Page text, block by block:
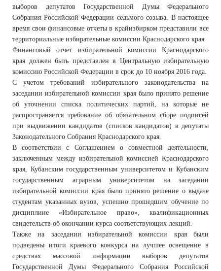
выборов депутатов Государственной Думы Федерального
Собрания Российской Федерации седьмого созыва. В настоящее
время свои финансовые отчеты в крайизбирком представили все
территориальные избирательные комиссии Краснодарского края.
Финансовый отчет избирательной комиссии Краснодарского
края должен быть представлен в Центральную избирательную
комиссию Российской Федерации в срок до 10 ноября 2016 года.
С учетом требований избирательного законодательства на
заседании избирательной комиссии края было принято решение
об уточнении списка политических партий, на которые не
распространяется требование об обязательном сборе подписей
при выдвижении кандидатов (списков кандидатов) в депутаты
Законодательного Собрания Краснодарского края.
В соответствии с Соглашением о совместной деятельности,
заключенным между избирательной комиссией Краснодарского
края, Кубанским государственным университетом и Кубанским
государственным аграрным университетом на заседании
избирательной комиссии края было принято решение о выдаче
студентам указанных вузов, успешно прошедшим обучение по
дисциплине «Избирательное право», квалификационных
свидетельств об окончании курса соответствующих лекций.
Также на заседании избирательной комиссии края были
подведены итоги краевого конкурса на лучшее освещение в
средствах массовой информации выборов депутатов
Государственной Думы Федерального Собрания Российской